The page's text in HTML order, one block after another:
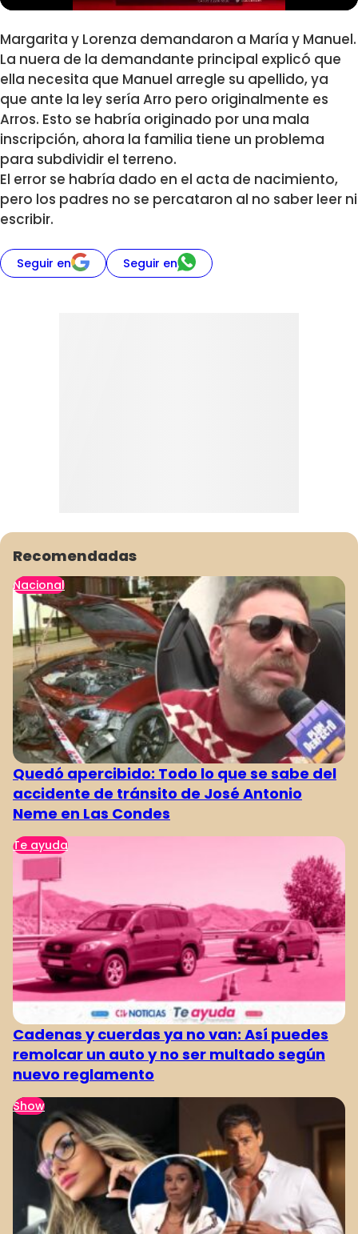
Margarita y Lorenza demandaron a María y Manuel.
La nuera de la demandante principal explicó que
ella necesita que Manuel arregle su apellido, ya
que ante la ley sería Arro pero originalmente es
Arros. Esto se habría originado por una mala
inscripción, ahora la familia tiene un problema
para subdividir el terreno.
El error se habría dado en el acta de nacimiento,
pero los padres no se percataron al no saber leer ni
escribir.
Seguir en Seguir en
Recomendadas
Nacional
Quedó apercibido: Todo lo que se sabe del
accidente de tránsito de José Antonio
Neme en Las Condes
Te ayuda
Cadenas y cuerdas ya no van: Así puedes
remolcar un auto y no ser multado según
nuevo reglamento
Show